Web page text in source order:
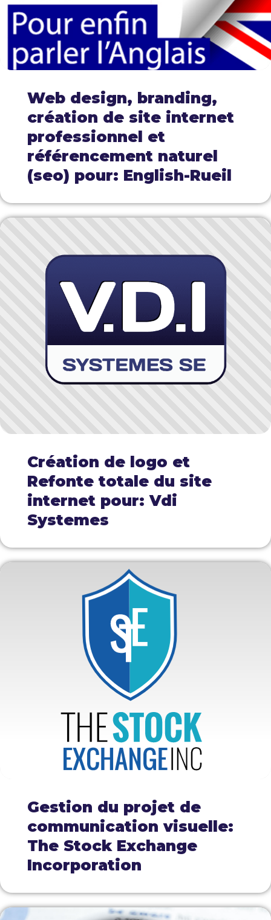
Web design, branding,
création de site internet
professionnel et
référencement naturel
(seo) pour: English-Rueil
Création de logo et
Refonte totale du site
internet pour: Vdi
Systemes
Gestion du projet de
communication visuelle:
The Stock Exchange
Incorporation